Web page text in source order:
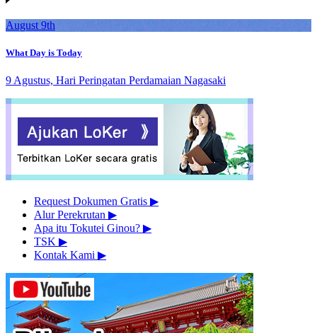
August 9th
What Day is Today
9 Agustus, Hari Peringatan Perdamaian Nagasaki
Request Dokumen Gratis ▶︎
Alur Perekrutan ▶︎
Apa itu Tokutei Ginou? ▶︎
TSK ▶︎
Kontak Kami ▶︎